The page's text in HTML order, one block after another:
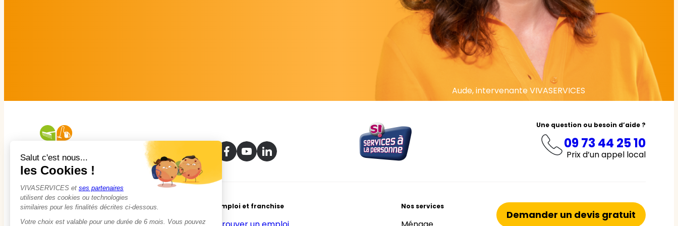
Aude, intervenante VIVASERVICES
Une question ou besoin d’aide ?
09 73 44 25 10
Prix d’un appel local
À propos Emploi et franchise Nos services
Demander un devis gratuit